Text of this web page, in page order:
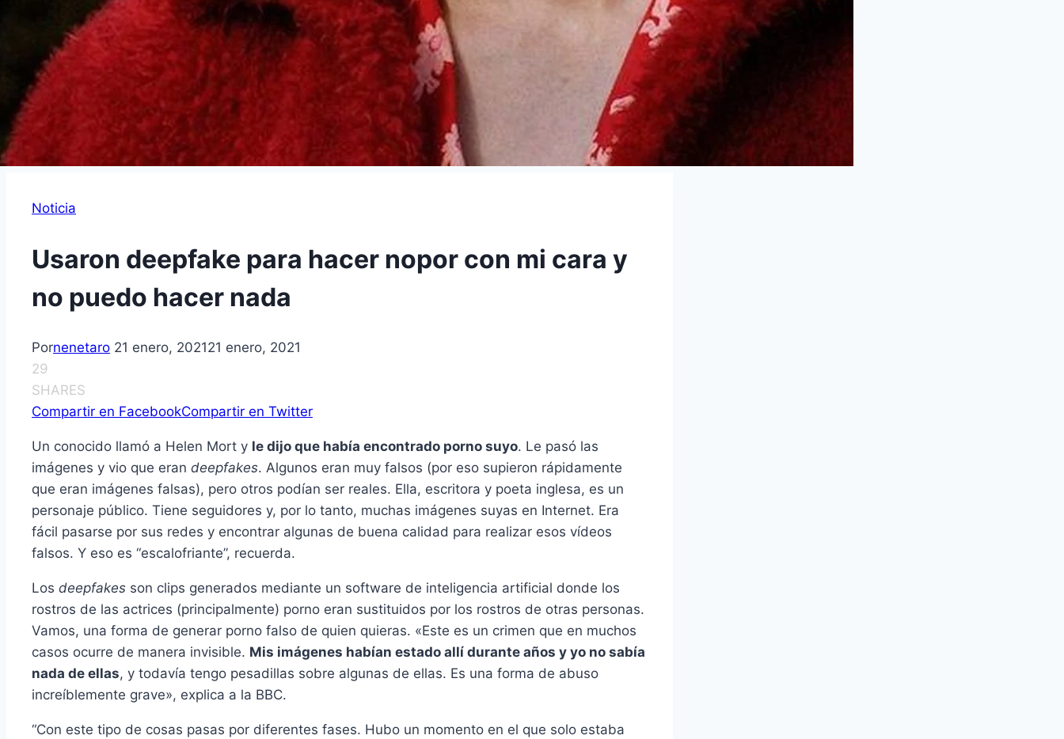
Noticia
Usaron deepfake para hacer nopor con mi cara y
no puedo hacer nada
Pornenetaro 21 enero, 202121 enero, 2021
29
SHARES
Compartir en FacebookCompartir en Twitter
Un conocido llamó a Helen Mort y le dijo que había encontrado porno suyo. Le pasó las
imágenes y vio que eran deepfakes. Algunos eran muy falsos (por eso supieron rápidamente
que eran imágenes falsas), pero otros podían ser reales. Ella, escritora y poeta inglesa, es un
personaje público. Tiene seguidores y, por lo tanto, muchas imágenes suyas en Internet. Era
fácil pasarse por sus redes y encontrar algunas de buena calidad para realizar esos vídeos
falsos. Y eso es “escalofriante”, recuerda.
Los deepfakes son clips generados mediante un software de inteligencia artificial donde los
rostros de las actrices (principalmente) porno eran sustituidos por los rostros de otras personas.
Vamos, una forma de generar porno falso de quien quieras. «Este es un crimen que en muchos
casos ocurre de manera invisible. Mis imágenes habían estado allí durante años y yo no sabía
nada de ellas, y todavía tengo pesadillas sobre algunas de ellas. Es una forma de abuso
increíblemente grave», explica a la BBC.
“Con este tipo de cosas pasas por diferentes fases. Hubo un momento en el que solo estaba